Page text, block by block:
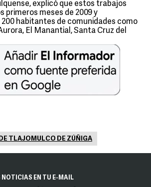
explicó que estos trabajos
primeros meses de 2009 y
habitantes de comunidades como
El Manantial, Santa Cruz del
TLAJOMULCO DE ZÚÑIGA
NOTICIAS EN TU E-MAIL